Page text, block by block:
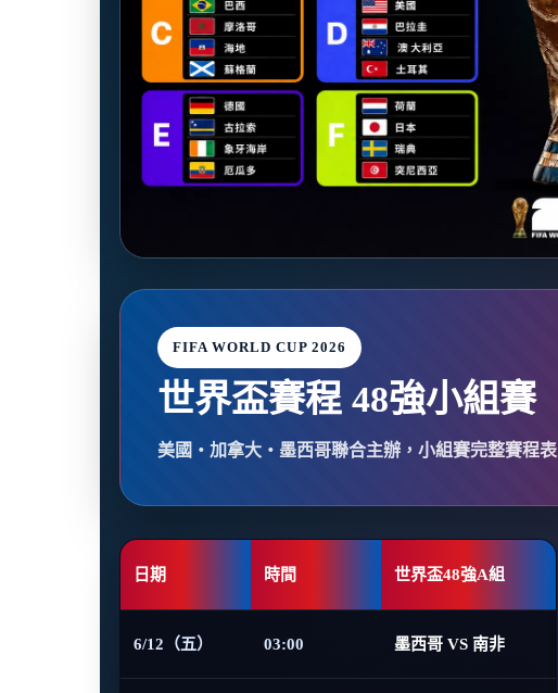
FIFA WORLD CUP 2026
世界盃賽程 48強小組賽
美國・加拿大・墨西哥聯合主辦，小組賽完整賽程表
日期 時間 世界盃48強A組
6/12（五） 03:00 墨西哥 VS 南非